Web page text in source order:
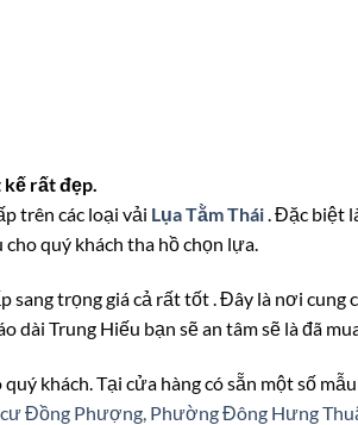
kế rất đẹp.
trên các loại vải Lụa Tằm Thái. Đặc biệt
cho quý khách tha hồ chọn lựa.
sang trọng giá cả rất tốt . Đây là nơi
dài Trung Hiếu bạn sẽ an tâm sẽ là đã
khách. Tại cửa hàng có sẵn một số
Đồng Phượng, Phường Đông Hưng